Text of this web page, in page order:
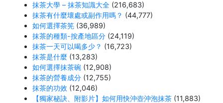
抹茶大學 – 抹茶知識大全 (216,683)
抹茶有什麼壞處或副作用嗎？ (44,777)
如何選擇茶筅 (36,989)
抹茶的種類-按產地區分 (24,119)
抹茶一天可以喝多少？ (16,723)
抹茶是什麼 (13,283)
如何選擇抹茶碗 (12,908)
抹茶的營養成分 (12,755)
抹茶的功效 (12,046)
【獨家秘訣、附影片】如何用快沖壺沖泡抹茶 (11,883)